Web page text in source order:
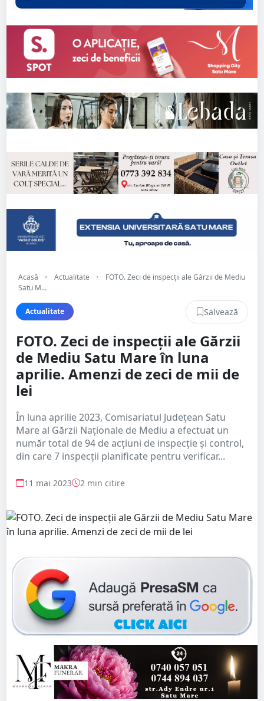
Acasă • Actualitate •
FOTO. Zeci de inspecții ale Gărzii de Mediu
Satu M...
Actualitate Salvează
FOTO. Zeci de inspecții ale Gărzii
de Mediu Satu Mare în luna
aprilie. Amenzi de zeci de mii de
lei
În luna aprilie 2023, Comisariatul Județean Satu
Mare al Gărzii Naționale de Mediu a efectuat un
număr total de 94 de acțiuni de inspecţie și control,
din care 7 inspecții planificate pentru verificar...
11 mai 2023 2 min citire